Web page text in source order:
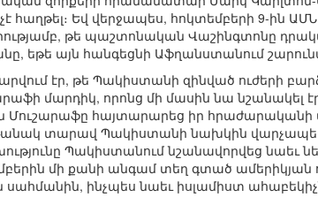
հաղթել։ Եվ վերջապես, հոկտեմբերի 9-ին
թե պաշտոնական Վաշինգտոնը
եթե այն հանգեցնի Աֆղանստանում
էր, թե Պակիստանի զինված ուժերի
մարդիկ, որոնց մի մասին նա նշանակել
ին Մուշարաֆը հայտարարեց իր
տարավ Պակիստանի նախկին
Պակիստանում նշանավորվեց նաեւ
մի քանի անգամ տեղ գտած ամերիկյան
ինչպես նաեւ իսլամիստ